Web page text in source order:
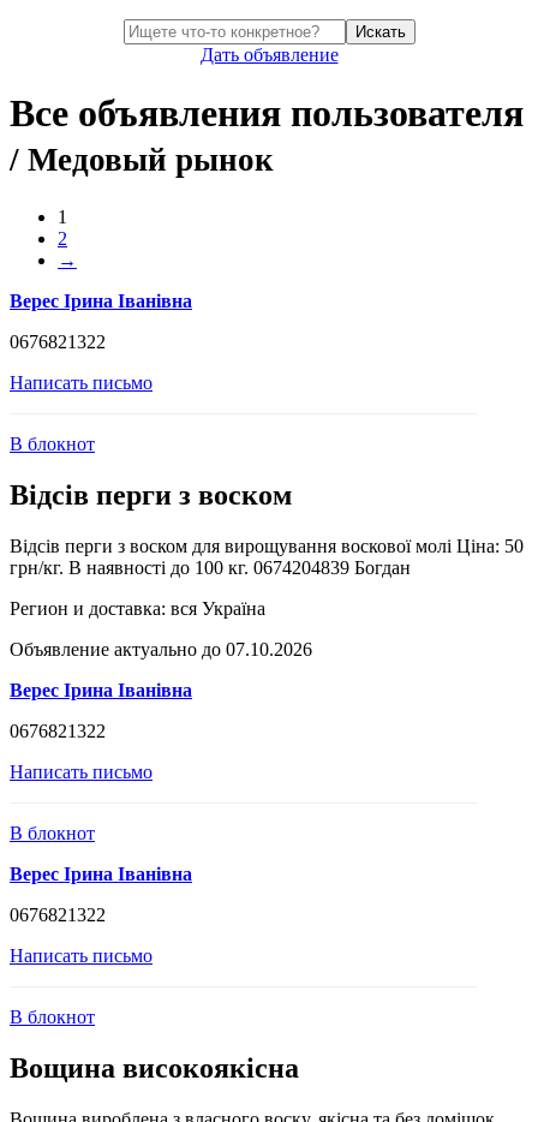
Искать
Дать объявление
Все объявления пользователя
/ Медовый рынок
1
2
→
Верес Ірина Іванівна
0676821322
Написать письмо
В блокнот
Відсів перги з воском
Відсів перги з воском для вирощування воскової молі Ціна: 50
грн/кг. В наявності до 100 кг. 0674204839 Богдан
Регион и доставка: вся Україна
Объявление актуально до 07.10.2026
Верес Ірина Іванівна
0676821322
Написать письмо
В блокнот
Верес Ірина Іванівна
0676821322
Написать письмо
В блокнот
Вощина високоякісна